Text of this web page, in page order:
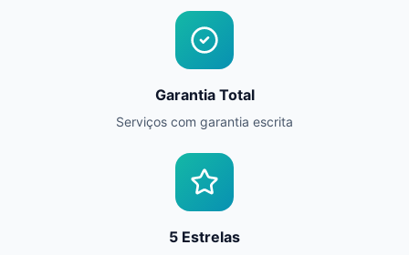
Garantia Total
Serviços com garantia escrita
5 Estrelas